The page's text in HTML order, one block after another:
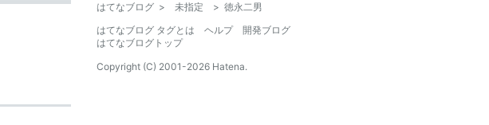
はてなブログ > 未指定 > 徳永二男
はてなブログ タグとは
ヘルプ
開発ブログ
はてなブログトップ
Copyright (C) 2001-2026 Hatena.